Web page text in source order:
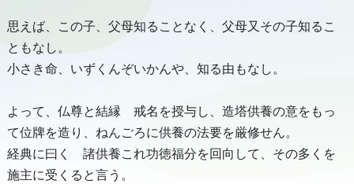
思えば、この子、父母知ることなく、父母又その子知るこ
ともなし。
小さき命、いずくんぞいかんや、知る由もなし。
よって、仏尊と結縁 戒名を授与し、造塔供養の意をもっ
て位牌を造り、ねんごろに供養の法要を厳修せん。
経典に曰く 諸供養これ功徳福分を回向して、その多くを
施主に受くると言う。